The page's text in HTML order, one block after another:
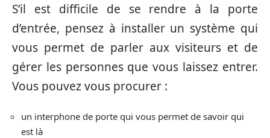
S’il est difficile de se rendre à la porte
d’entrée, pensez à installer un système qui
vous permet de parler aux visiteurs et de
gérer les personnes que vous laissez entrer.
Vous pouvez vous procurer :
un interphone de porte qui vous permet de savoir qui
est là